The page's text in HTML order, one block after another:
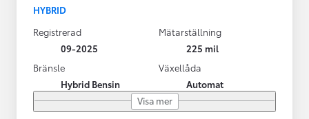
HYBRID
Registrerad
09-2025
Mätarställning
225 mil
Bränsle
Hybrid Bensin
Växellåda
Automat
Visa mer